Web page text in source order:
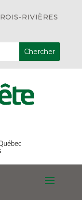
RIVIÈRES